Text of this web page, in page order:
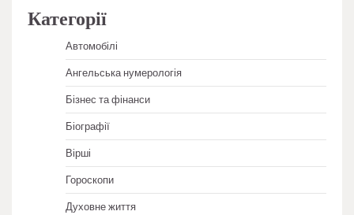
Категорії
Автомобілі
Ангельська нумерологія
Бізнес та фінанси
Біографії
Вірші
Гороскопи
Духовне життя